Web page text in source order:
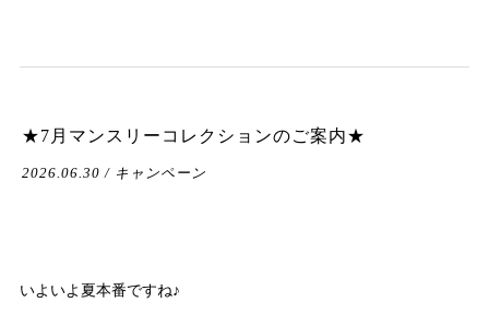
★7月マンスリーコレクションのご案内★
2026.06.30 / キャンペーン
いよいよ夏本番ですね♪